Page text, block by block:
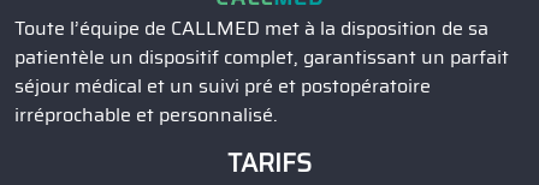
Toute l’équipe de CALLMED met à la disposition de sa
patientèle un dispositif complet, garantissant un parfait
séjour médical et un suivi pré et postopératoire
irréprochable et personnalisé.
TARIFS